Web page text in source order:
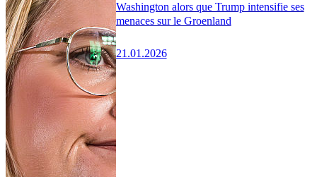
Washington alors que Trump intensifie ses
menaces sur le Groenland
21.01.2026